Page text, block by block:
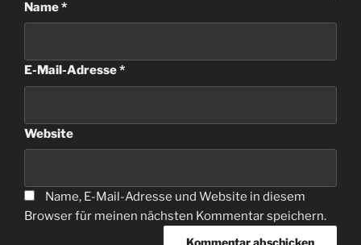
Name*
E-Mail-Adresse*
Website
Name, E-Mail-Adresse und Website in diesem
Browser für meinen nächsten Kommentar speichern.